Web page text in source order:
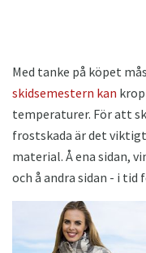
Med tanke på köpet
skidsemestern kan
temperaturer. För att
frostskada är det
material. Å ena sidan,
och å andra sidan - i